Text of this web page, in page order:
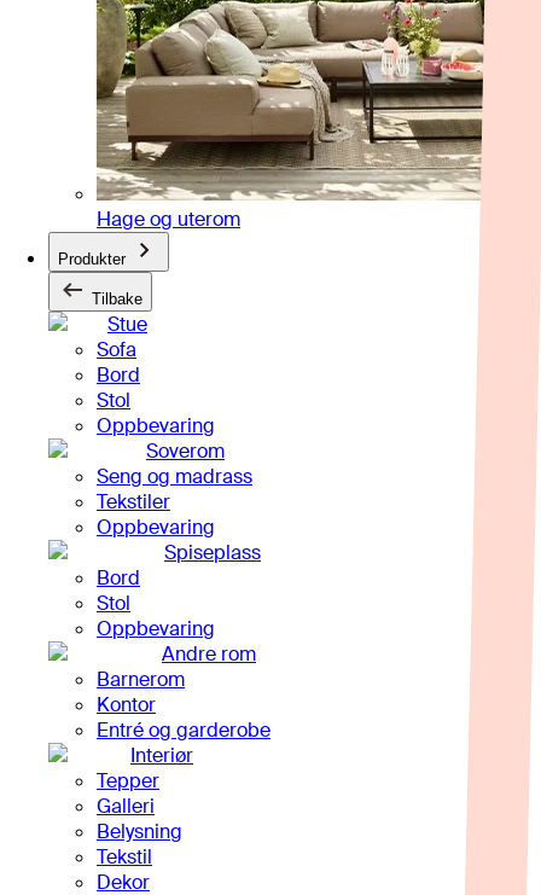
Hage og uterom
Produkter
Tilbake
Stue
Sofa
Bord
Stol
Oppbevaring
Soverom
Seng og madrass
Tekstiler
Oppbevaring
Spiseplass
Bord
Stol
Oppbevaring
Andre rom
Barnerom
Kontor
Entré og garderobe
Interiør
Tepper
Galleri
Belysning
Tekstil
Dekor